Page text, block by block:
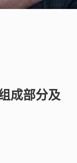
成部分及